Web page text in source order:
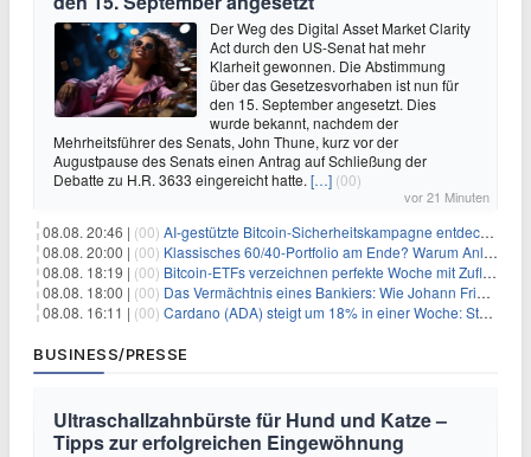
Der Weg des Digital Asset Market Clarity
Act durch den US-Senat hat mehr
Klarheit gewonnen. Die Abstimmung
über das Gesetzesvorhaben ist nun für
den 15. September angesetzt. Dies
wurde bekannt, nachdem der
Mehrheitsführer des Senats, John Thune, kurz vor der
Augustpause des Senats einen Antrag auf Schließung der
Debatte zu H.R. 3633 eingereicht hatte. […] (00)
vor 21 Minuten
08.08. 20:46 | (00) AI-gestützte Bitcoin-Sicherheitskampagne entdeckt fast 5.000 Softwareprobleme in 390 Projekten
08.08. 20:00 | (00) Klassisches 60/40-Portfolio am Ende? Warum Anleger jetzt radikal umdenken müssen
08.08. 18:19 | (00) Bitcoin-ETFs verzeichnen perfekte Woche mit Zuflüssen auf 3-Monats-Hoch
08.08. 18:00 | (00) Das Vermächtnis eines Bankiers: Wie Johann Friedrich Städel sein Imperium unsterblich machte
08.08. 16:11 | (00) Cardano (ADA) steigt um 18% in einer Woche: Steht ein Kurs von $0,30 bevor?
BUSINESS/PRESSE
Ultraschallzahnbürste für Hund und Katze –
Tipps zur erfolgreichen Eingewöhnung